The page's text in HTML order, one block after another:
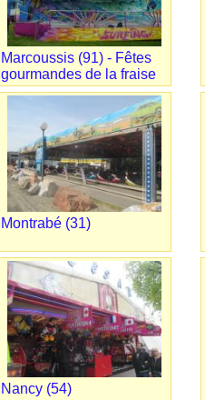
Marcoussis (91) - Fêtes
gourmandes de la fraise
Montrabé (31)
Nancy (54)